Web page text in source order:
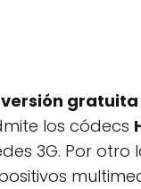
gratuita
los códecs
3G. Por otro